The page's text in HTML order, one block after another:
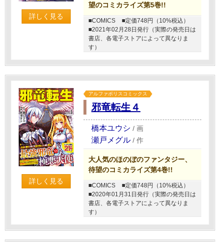
詳しく見る
望のコミカライズ第5巻!!
■COMICS
■定価748円（10%税込）
■2021年02月28日発行（実際の発売日は
書店、各電子ストアによって異なりま
す）
詳しく見る
アルファポリスコミックス
邪竜転生４
橋本ユウシ / 画
瀬戸メグル / 作
大人気のほのぼのファンタジー、
待望のコミカライズ第4巻!!
■COMICS
■定価748円（10%税込）
■2020年01月31日発行（実際の発売日は
書店、各電子ストアによって異なりま
す）